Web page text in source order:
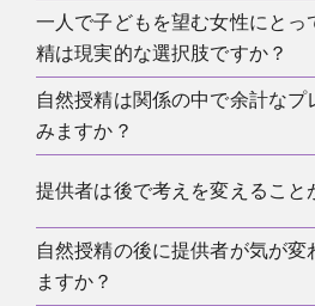
っては、医師がさらに検査を勧
す。
多くの場合、そうではありま
ほうが、関係性や境界、安心感
一人で子どもを望む女性にとっ
精は現実的な選択肢ですか？
はい、むしろ自然授精より現実
す。 きちんと管理できるなら、
自然授精は関係の中で余計なプ
みますか？
はい、子どもがほしい気持ち
ときは、もっと落ち着いた方法
あります。
提供者は後で考えを変えること
あります。だからこそ、連絡や
明確にしておくことが重要です
自然授精の後に提供者が気が変
ますか？